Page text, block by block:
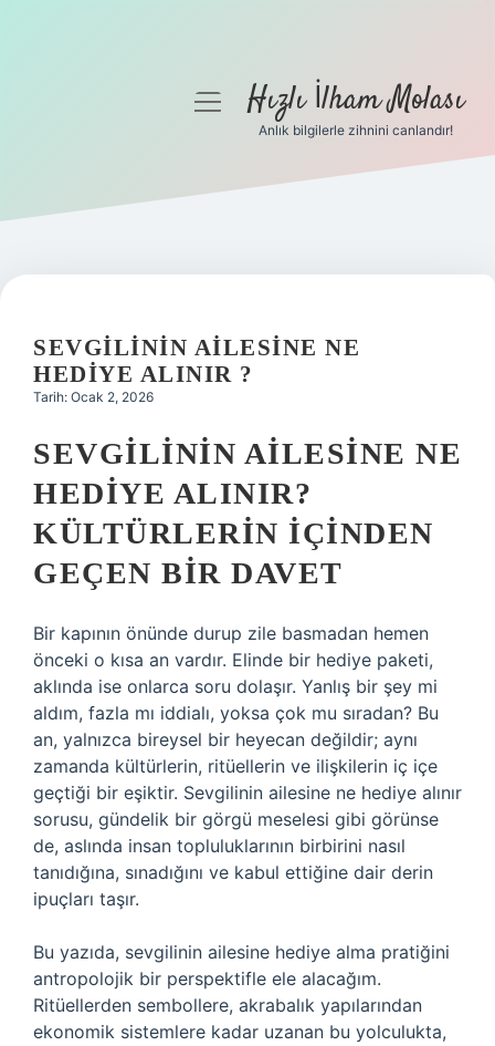
Gizlilik Politikası
Yasal Uyarı
menüyüHızlı İlham Molası
Anlık bilgilerle zihnini canlandır!
SEVGILININ AILESINE NE
HEDIYE ALINIR ?
Tarih: Ocak 2, 2026
SEVGILININ AILESINE NE
HEDIYE ALINIR?
KÜLTÜRLERIN İÇINDEN
GEÇEN BIR DAVET
Bir kapının önünde durup zile basmadan hemen
önceki o kısa an vardır. Elinde bir hediye paketi,
aklında ise onlarca soru dolaşır. Yanlış bir şey mi
aldım, fazla mı iddialı, yoksa çok mu sıradan? Bu
an, yalnızca bireysel bir heyecan değildir; aynı
zamanda kültürlerin, ritüellerin ve ilişkilerin iç içe
geçtiği bir eşiktir. Sevgilinin ailesine ne hediye alınır
sorusu, gündelik bir görgü meselesi gibi görünse
de, aslında insan topluluklarının birbirini nasıl
tanıdığına, sınadığını ve kabul ettiğine dair derin
ipuçları taşır.
Bu yazıda, sevgilinin ailesine hediye alma pratiğini
antropolojik bir perspektifle ele alacağım.
Ritüellerden sembollere, akrabalık yapılarından
ekonomik sistemlere kadar uzanan bu yolculukta,